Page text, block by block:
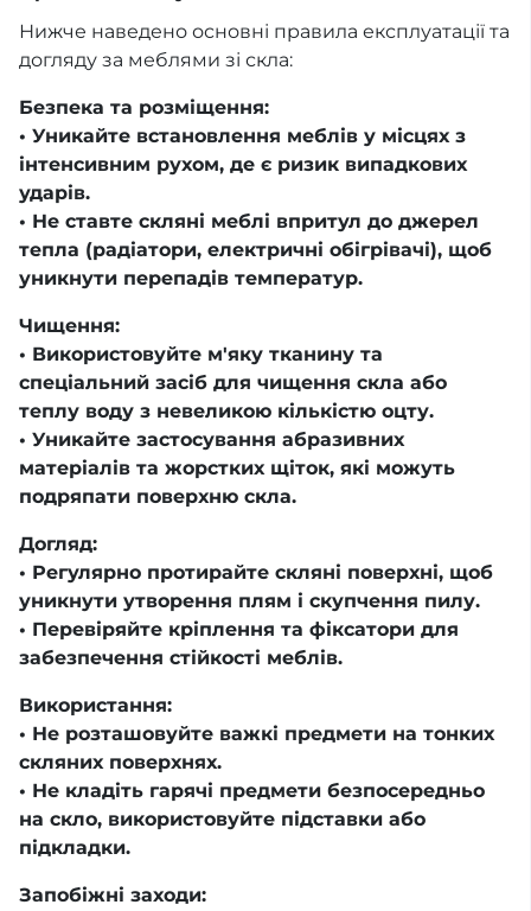
Нижче наведено основні правила експлуатації та
догляду за меблями зі скла:
Безпека та розміщення:
• Уникайте встановлення меблів у місцях з
інтенсивним рухом, де є ризик випадкових
ударів.
• Не ставте скляні меблі впритул до джерел
тепла (радіатори, електричні обігрівачі), щоб
уникнути перепадів температур.
Чищення:
• Використовуйте м'яку тканину та
спеціальний засіб для чищення скла або
теплу воду з невеликою кількістю оцту.
• Уникайте застосування абразивних
матеріалів та жорстких щіток, які можуть
подряпати поверхню скла.
Догляд:
• Регулярно протирайте скляні поверхні, щоб
уникнути утворення плям і скупчення пилу.
• Перевіряйте кріплення та фіксатори для
забезпечення стійкості меблів.
Використання:
• Не розташовуйте важкі предмети на тонких
скляних поверхнях.
• Не кладіть гарячі предмети безпосередньо
на скло, використовуйте підставки або
підкладки.
Запобіжні заходи: